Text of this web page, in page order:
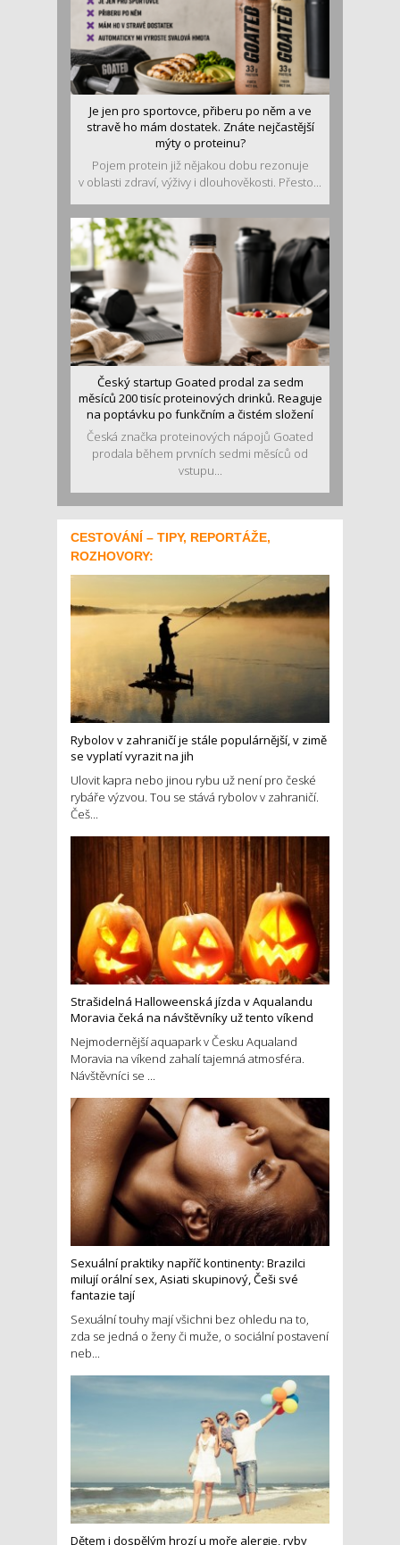
Je jen pro sportovce, přiberu po něm a ve
stravě ho mám dostatek. Znáte nejčastější
mýty o proteinu?
Pojem protein již nějakou dobu rezonuje
v oblasti zdraví, výživy i dlouhověkosti. Přesto...
Český startup Goated prodal za sedm
měsíců 200 tisíc proteinových drinků. Reaguje
na poptávku po funkčním a čistém složení
Česká značka proteinových nápojů Goated
prodala během prvních sedmi měsíců od
vstupu...
CESTOVÁNÍ – TIPY, REPORTÁŽE,
ROZHOVORY:
Rybolov v zahraničí je stále populárnější, v zimě
se vyplatí vyrazit na jih
Ulovit kapra nebo jinou rybu už není pro české
rybáře výzvou. Tou se stává rybolov v zahraničí.
Češ...
Strašidelná Halloweenská jízda v Aqualandu
Moravia čeká na návštěvníky už tento víkend
Nejmodernější aquapark v Česku Aqualand
Moravia na víkend zahalí tajemná atmosféra.
Návštěvníci se ...
Sexuální praktiky napříč kontinenty: Brazilci
milují orální sex, Asiati skupinový, Češi své
fantazie tají
Sexuální touhy mají všichni bez ohledu na to,
zda se jedná o ženy či muže, o sociální postavení
neb...
Dětem i dospělým hrozí u moře alergie, ryby